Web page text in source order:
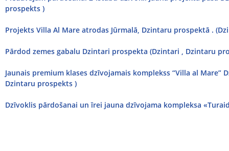
prospekts )
Projekts Villa Al Mare atrodas Jūrmalā, Dzintaru prospektā .
Pārdod zemes gabalu Dzintari prospekta (Dzintari , Dzintaru
Jaunais premium klases dzīvojamais komplekss “Villa al Mare”
Dzintaru prospekts )
Dzīvoklis pārdošanai un īrei jauna dzīvojama kompleksa